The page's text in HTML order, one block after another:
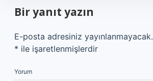
Bir yanıt yazın
E-posta adresiniz yayınlanmayacak.
* ile işaretlenmişlerdir
Yorum